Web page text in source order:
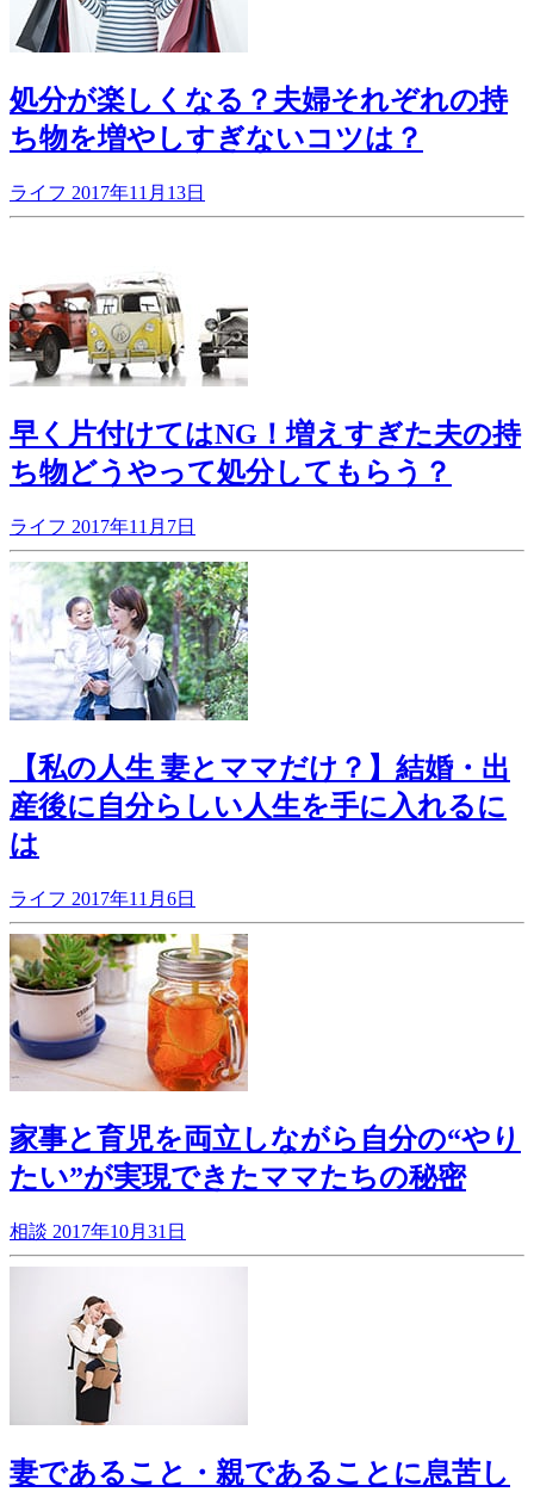
処分が楽しくなる？夫婦それぞれの持
ち物を増やしすぎないコツは？
ライフ 2017年11月13日
早く片付けてはNG！増えすぎた夫の持
ち物どうやって処分してもらう？
ライフ 2017年11月7日
【私の人生 妻とママだけ？】結婚・出
産後に自分らしい人生を手に入れるに
は
ライフ 2017年11月6日
家事と育児を両立しながら自分の“やり
たい”が実現できたママたちの秘密
相談 2017年10月31日
妻であること・親であることに息苦し